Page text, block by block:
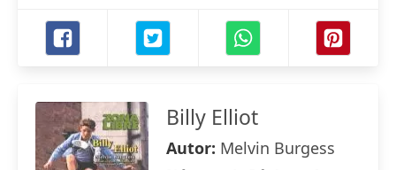
Billy Elliot
Autor: Melvin Burgess